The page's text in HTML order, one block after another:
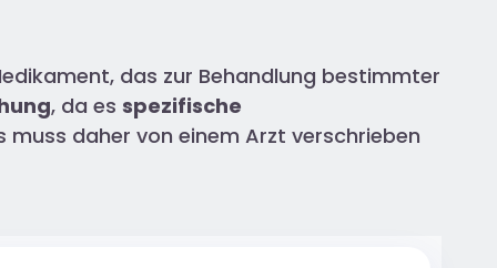
das zur Behandlung bestimmter
, da es spezifische
muss daher von einem Arzt verschrieben